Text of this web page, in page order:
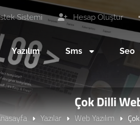
Hesap Oluştur
Sistemi
Yazılım Sms Seo
Çok Dilli
Yazılar Web Yazılım